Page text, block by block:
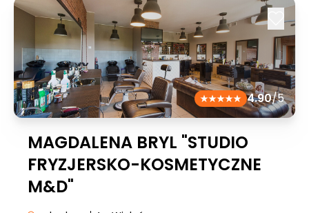
4.90/5
MAGDALENA BRYL "STUDIO
FRYZJERSKO-KOSMETYCZNE
M&D"